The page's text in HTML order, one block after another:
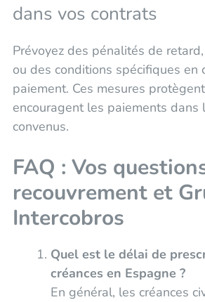
dans vos contrats
Prévoyez des pénalités de
ou des conditions spécifiques en
paiement. Ces mesures
encouragent les paiements dans
convenus.
FAQ : Vos
recouvrement et
Intercobros
Quel est le délai de
créances en Espagne ?
En général, les créances